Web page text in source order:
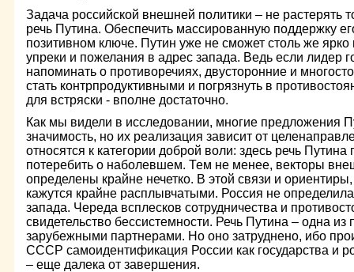
Задача российской внешней политики – не растерять
речь Путина. Обеспечить массированную поддержку
позитивном ключе. Путин уже не сможет столь же ярко
упреки и пожелания в адрес запада. Ведь если лидер
напоминать о противоречиях, двусторонние и
стать контрпродуктивными и погрязнуть в
для встряски - вполне достаточно.
Как мы видели в исследовании, многие предложения
значимость, но их реализация зависит от
относятся к категории доброй воли: здесь речь
потеребить о наболевшем. Тем не менее, векторы
определены крайне нечетко. В этой связи и
кажутся крайне расплывчатыми. Россия не
запада. Череда всплесков сотрудничества и
свидетельство бессистемности. Речь Путина – одна
зарубежными партнерами. Но оно затруднено, ибо
СССР самоидентификация России как государства и
– еще далека от завершения.